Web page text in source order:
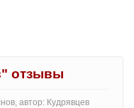
отзывы
автор: Кудрявцев